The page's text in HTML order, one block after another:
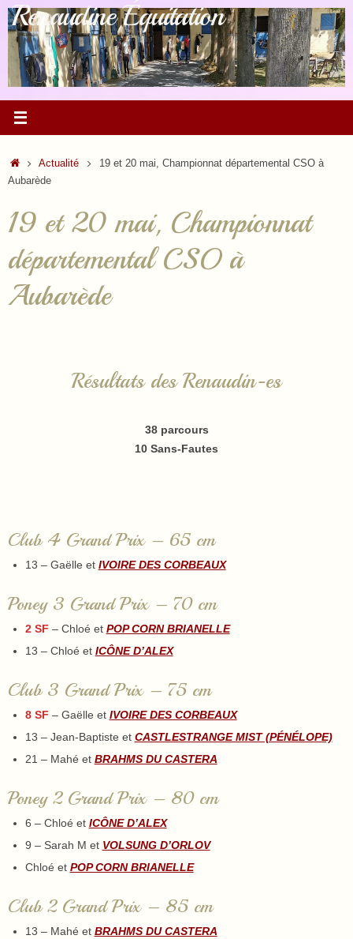
Passer
au
contenu
Renaudine Équitation
Accueil
Actualité
19 et 20 mai, Championnat départemental CSO à
Aubarède
19 et 20 mai, Championnat
départemental CSO à
Aubarède
Résultats des Renaudin-es
38 parcours
10 Sans-Fautes
Club 4 Grand Prix – 65 cm
13 – Gaëlle et IVOIRE DES CORBEAUX
Poney 3 Grand Prix – 70 cm
2 SF – Chloé et POP CORN BRIANELLE
13 – Chloé et ICÔNE D’ALEX
Club 3 Grand Prix – 75 cm
8 SF – Gaëlle et IVOIRE DES CORBEAUX
13 – Jean-Baptiste et CASTLESTRANGE MIST (PÉNÉLOPE)
21 – Mahé et BRAHMS DU CASTERA
Poney 2 Grand Prix – 80 cm
6 – Chloé et ICÔNE D’ALEX
9 – Sarah M et VOLSUNG D’ORLOV
Chloé et POP CORN BRIANELLE
Club 2 Grand Prix – 85 cm
13 – Mahé et BRAHMS DU CASTERA